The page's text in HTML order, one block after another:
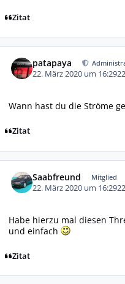
Zitat
patapaya
22. März 2020 um 16:29
Wann hast du die Ströme
Zitat
Saabfreund Mitglied
22. März 2020 um 16:29
Habe hierzu mal diesen
und einfach
Zitat